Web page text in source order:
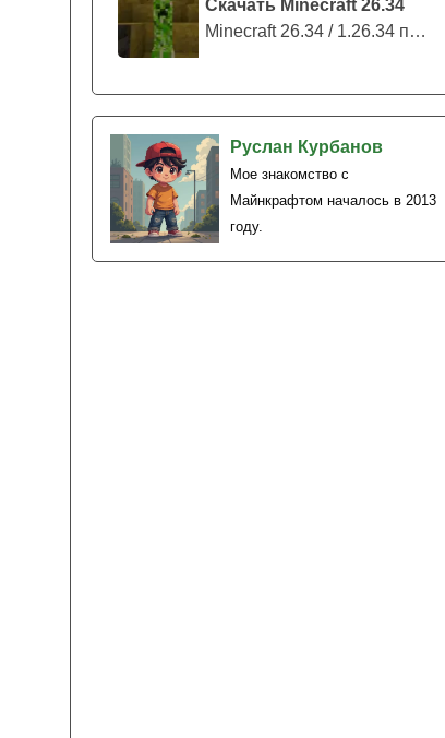
Скачать Minecraft 26.34
Minecraft 26.34 / 1.26.34 представляе...
Руслан Курбанов
Мое знакомство с
Майнкрафтом началось в 2013
году.